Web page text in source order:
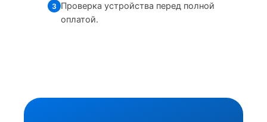
3 Проверка устройства перед полной
оплатой.